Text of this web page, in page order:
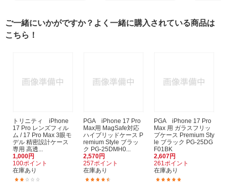
ご一緒にいかがですか？よく一緒に購入されている商品は
こちら！
トリニティ iPhone
17 Pro レンズフィル
ム / 17 Pro Max 3眼モ
デル 精密設計ケース
専用 高透...
1,000円
100ポイント
在庫あり
PGA iPhone 17 Pro
Max用 MagSafe対応
ハイブリッドケース P
remium Style ブラッ
ク PG-25DMH0...
2,570円
257ポイント
在庫あり
PGA iPhone 17 Pro
Max 用 ガラスフリッ
プケース Premium Sty
le ブラック PG-25DG
F01BK
2,607円
261ポイント
在庫あり